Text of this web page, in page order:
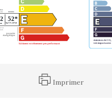
Imprimer